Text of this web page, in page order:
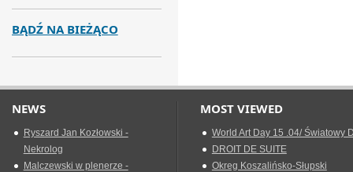
BĄDŹ NA BIEŻĄCO
NEWS
Ryszard Jan Kozłowski -
Nekrolog
Malczewski w plenerze -
MOST VIEWED
World Art Day 15 .04/ Światowy
DROIT DE SUITE
Okreg Koszalińsko-Słupski